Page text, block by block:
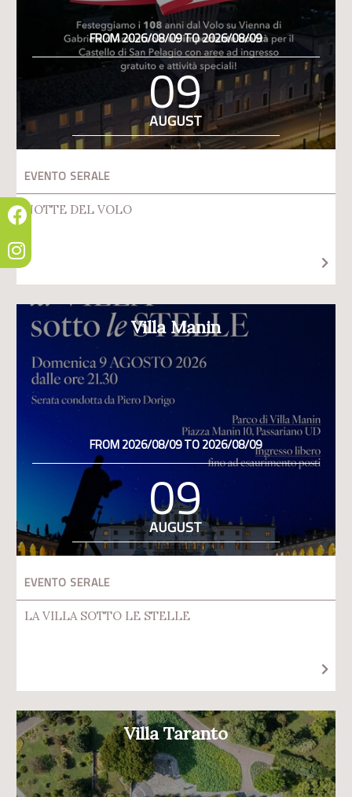
FROM 2026/08/09 TO 2026/08/09
09
AUGUST
EVENTO SERALE
NOTTE DEL VOLO
Villa Manin
FROM 2026/08/09 TO 2026/08/09
09
AUGUST
EVENTO SERALE
LA VILLA SOTTO LE STELLE
Villa Taranto